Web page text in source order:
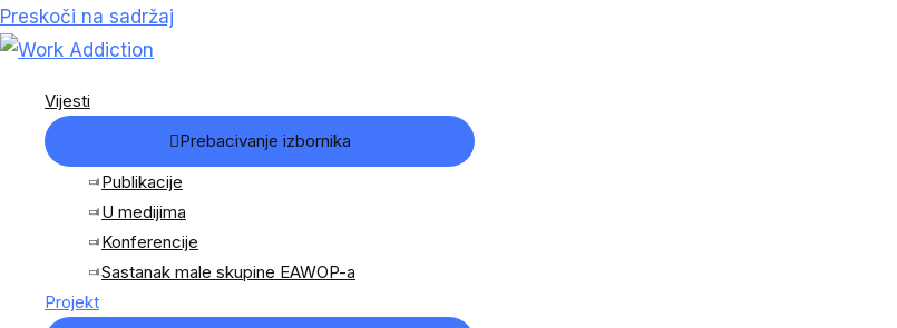
Preskoči na sadržaj
Vijesti
Prebacivanje izbornika
Publikacije
U medijima
Konferencije
Sastanak male skupine EAWOP-a
Projekt